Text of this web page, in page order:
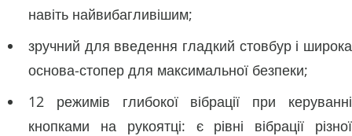
навіть найвибагливішим;
зручний для введення гладкий стовбур і широка
основа-стопер для максимальної безпеки;
12 режимів глибокої вібрації при керуванні
кнопками на рукоятці: є рівні вібрації різної